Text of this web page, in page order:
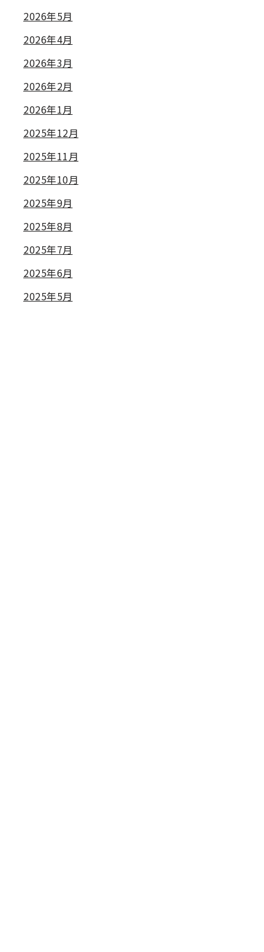
2026年5月
2026年4月
2026年3月
2026年2月
2026年1月
2025年12月
2025年11月
2025年10月
2025年9月
2025年8月
2025年7月
2025年6月
2025年5月